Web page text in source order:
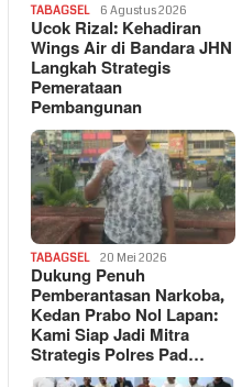
TABAGSEL 6 Agustus 2026
Ucok Rizal: Kehadiran
Wings Air di Bandara JHN
Langkah Strategis
Pemerataan
Pembangunan
TABAGSEL 20 Mei 2026
Dukung Penuh
Pemberantasan Narkoba,
Kedan Prabo Nol Lapan:
Kami Siap Jadi Mitra
Strategis Polres Pad…